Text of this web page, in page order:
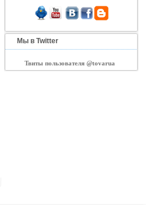
Мы в Twitter
Твиты пользователя @tovarua